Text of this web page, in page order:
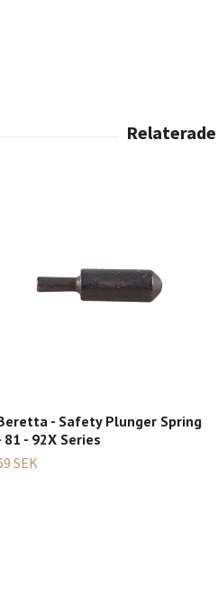
- Safety Plunger Spring
81 - 92X Series
SEK